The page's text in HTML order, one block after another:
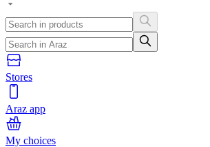
Stores
Araz app
My choices